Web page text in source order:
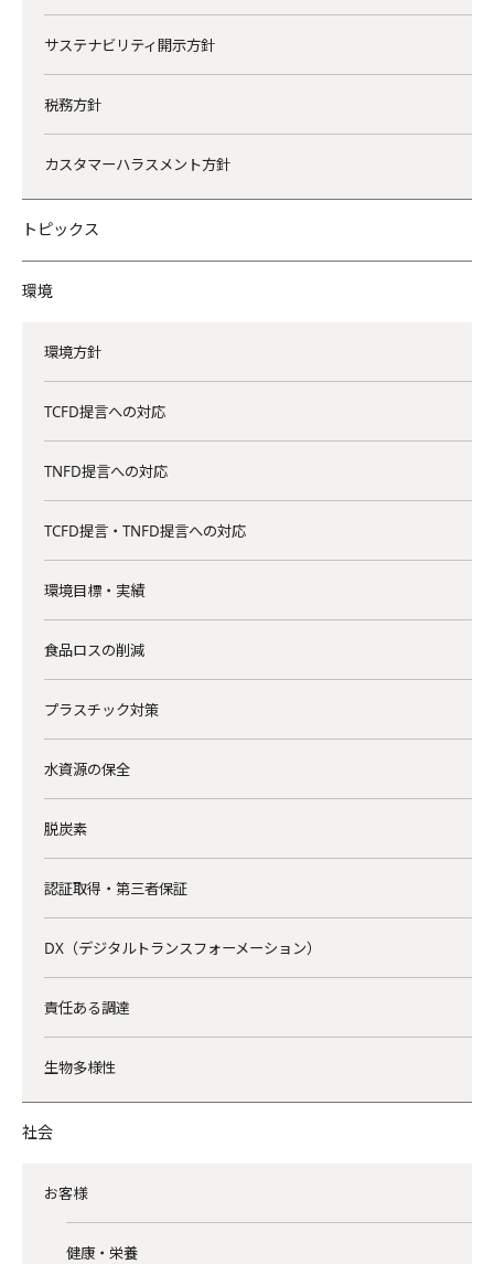
サステナビリティ開示方針
税務方針
カスタマーハラスメント方針
トピックス
環境
環境方針
TCFD提言への対応
TNFD提言への対応
TCFD提言・TNFD提言への対応
環境目標・実績
食品ロスの削減
プラスチック対策
水資源の保全
脱炭素
認証取得・第三者保証
DX（デジタルトランスフォーメーション）
責任ある調達
生物多様性
社会
お客様
健康・栄養